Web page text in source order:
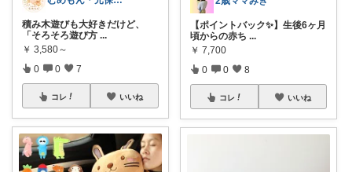
積み木遊びも大好きだけど、
「そろそろ遊び方 ...
￥ 3,580～
0 0 7
コレ いいね
【ポイントバック✨】生後6ヶ月
頃からの赤ち ...
￥ 7,700
0 0 8
コレ いいね